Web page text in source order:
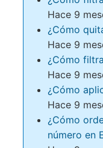
Hace 9
¿Cómo
Hace 9
¿Cómo
Hace 9
¿Cómo
Hace 9
¿Cómo
número en